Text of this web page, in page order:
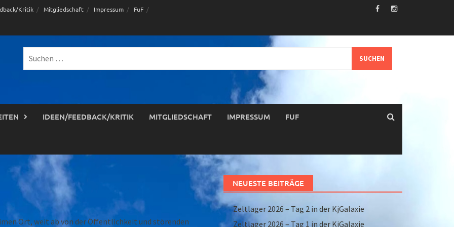
Kritik Mitgliedschaft Impressum FuF
nach:
IDEEN/FEEDBACK/KRITIK MITGLIEDSCHAFT IMPRESSUM FUF
Ort, weit ab von der Öffentlichkeit und störenden
NEUESTE BEITRÄGE
Zeltlager 2026 – Tag 2 in der KjGalaxie
Zeltlager 2026 – Tag 1 in der KjGalaxie